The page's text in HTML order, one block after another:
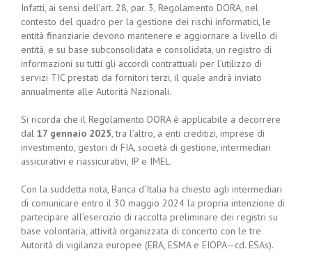
Infatti, ai sensi dell’art. 28, par. 3, Regolamento DORA, nel
contesto del quadro per la gestione dei rischi informatici, le
entità finanziarie devono mantenere e aggiornare a livello di
entità, e su base subconsolidata e consolidata, un registro di
informazioni su tutti gli accordi contrattuali per l’utilizzo di
servizi TIC prestati da fornitori terzi, il quale andrà inviato
annualmente alle Autorità Nazionali.
Si ricorda che il Regolamento DORA è applicabile a decorrere
dal 17 gennaio 2025, tra l’altro, a enti creditizi, imprese di
investimento, gestori di FIA, società di gestione, intermediari
assicurativi e riassicurativi, IP e IMEL.
Con la suddetta nota, Banca d’Italia ha chiesto agli intermediari
di comunicare entro il 30 maggio 2024 la propria intenzione di
partecipare all’esercizio di raccolta preliminare dei registri su
base volontaria, attività organizzata di concerto con le tre
Autorità di vigilanza europee (EBA, ESMA e EIOPA—cd. ESAs).